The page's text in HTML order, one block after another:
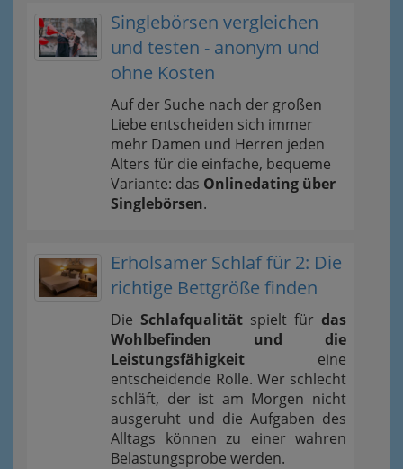
Singlebörsen vergleichen
und testen - anonym und
ohne Kosten
Auf der Suche nach der großen
Liebe entscheiden sich immer
mehr Damen und Herren jeden
Alters für die einfache, bequeme
Variante: das Onlinedating über
Singlebörsen.
Erholsamer Schlaf für 2: Die
richtige Bettgröße finden
Die Schlafqualität spielt für das
Wohlbefinden und die
Leistungsfähigkeit eine
entscheidende Rolle. Wer schlecht
schläft, der ist am Morgen nicht
ausgeruht und die Aufgaben des
Alltags können zu einer wahren
Belastungsprobe werden.